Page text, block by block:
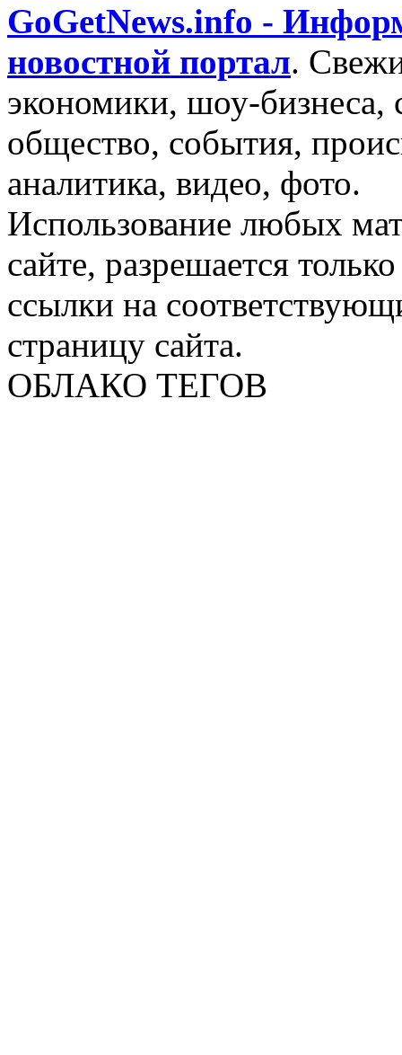
GoGetNews.info -
новостной портал.
экономики, шоу-бизнеса,
общество, события,
аналитика, видео, фото.
Использование любых
сайте, разрешается
ссылки на
страницу сайта.
ОБЛАКО ТЕГОВ